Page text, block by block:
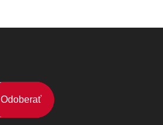
Odoberať